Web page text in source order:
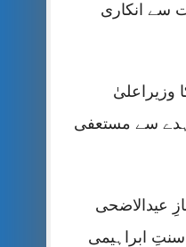
سے انکاری
وزیراعلیٰ
سے مستعفی
عیدالاضحی
ابراہیمی